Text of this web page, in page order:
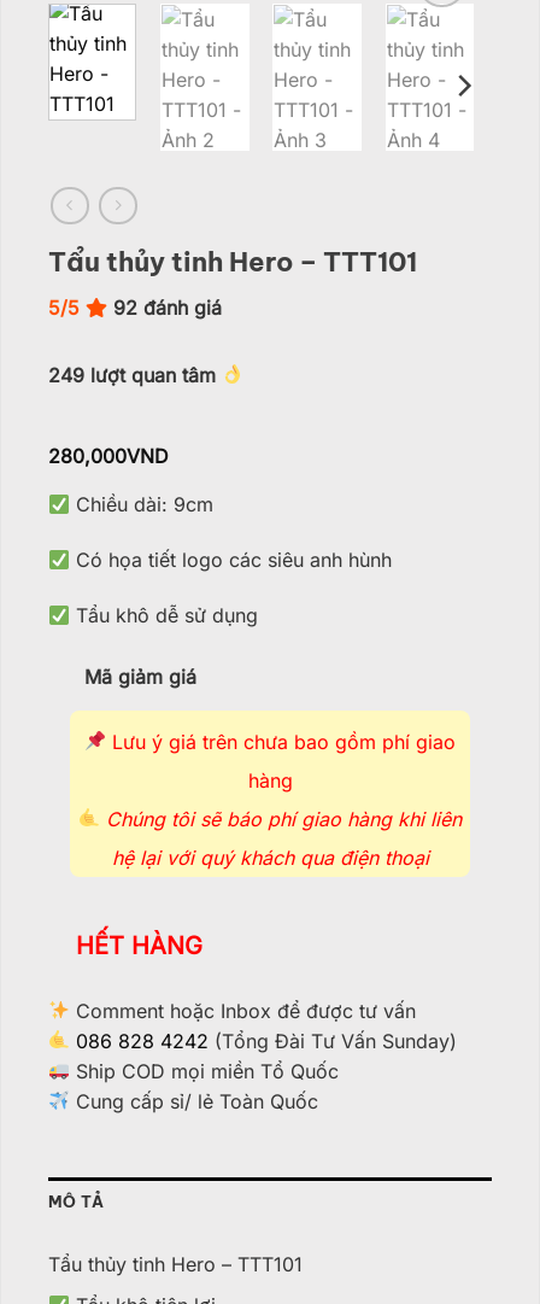
Add to
wishlist
Tẩu thủy tinh Hero – TTT101
5/5 92 đánh giá
249 lượt quan tâm
280,000VND
Chiều dài: 9cm
Có họa tiết logo các siêu anh hùnh
Tẩu khô dễ sử dụng
Mã giảm giá
Lưu ý giá trên chưa bao gồm phí giao
hàng
Chúng tôi sẽ báo phí giao hàng khi liên
hệ lại với quý khách qua điện thoại
HẾT HÀNG
Comment hoặc Inbox để được tư vấn
086 828 4242 (Tổng Đài Tư Vấn Sunday)
Ship COD mọi miền Tổ Quốc
Cung cấp sỉ/ lẻ Toàn Quốc
MÔ TẢ
Tẩu thủy tinh Hero – TTT101